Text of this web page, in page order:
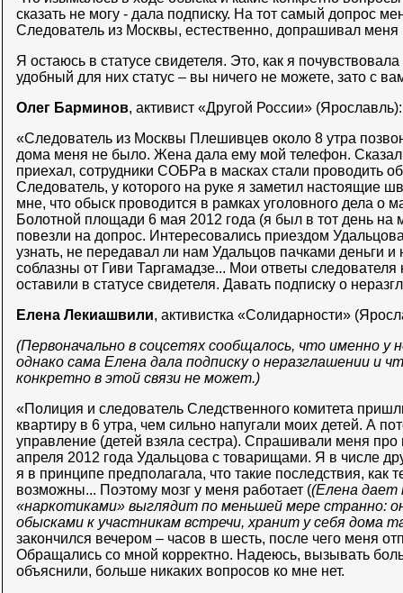
сказать не могу - дала подписку. На тот самый допрос
Следователь из Москвы, естественно, допрашивал меня
Я остаюсь в статусе свидетеля. Это, как я
удобный для них статус – вы ничего не можете, зато с
Олег Барминов, активист «Другой России» (Ярославль):
«Следователь из Москвы Плешивцев около 8 утра
дома меня не было. Жена дала ему мой телефон.
приехал, сотрудники СОБРа в масках стали проводить
Следователь, у которого на руке я заметил настоящие
мне, что обыск проводится в рамках уголовного дела о
Болотной площади 6 мая 2012 года (я был в тот день
повезли на допрос. Интересовались приездом
узнать, не передавал ли нам Удальцов пачками деньги и
соблазны от Гиви Таргамадзе... Мои ответы
оставили в статусе свидетеля. Давать подписку о
Елена Лекиашвили, активистка «Солидарности»
(Первоначально в соцсетях сообщалось, что именно у
однако сама Елена дала подписку о неразглашении и
конкретно в этой связи не может.)
«Полиция и следователь Следственного комитета
квартиру в 6 утра, чем сильно напугали моих детей. А
управление (детей взяла сестра). Спрашивали меня про
апреля 2012 года Удальцова с товарищами. Я в числе
я в принципе предполагала, что такие последствия, как
возможны... Поэтому мозг у меня работает ((Елена дает
«наркотиками» выглядит по меньшей мере странно:
обысками к участникам встречи, хранит у себя дома
закончился вечером – часов в шесть, после чего меня
Обращались со мной корректно. Надеюсь, вызывать
объяснили, больше никаких вопросов ко мне нет.